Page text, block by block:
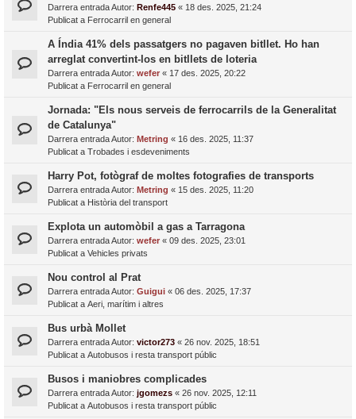
Darrera entrada Autor: Renfe445 « 18 des. 2025, 21:24
Publicat a Ferrocarril en general
A Índia 41% dels passatgers no pagaven bitllet. Ho han
arreglat convertint-los en bitllets de loteria
Darrera entrada Autor: wefer « 17 des. 2025, 20:22
Publicat a Ferrocarril en general
Jornada: "Els nous serveis de ferrocarrils de la Generalitat
de Catalunya"
Darrera entrada Autor: Metring « 16 des. 2025, 11:37
Publicat a Trobades i esdeveniments
Harry Pot, fotògraf de moltes fotografies de transports
Darrera entrada Autor: Metring « 15 des. 2025, 11:20
Publicat a Història del transport
Explota un automòbil a gas a Tarragona
Darrera entrada Autor: wefer « 09 des. 2025, 23:01
Publicat a Vehicles privats
Nou control al Prat
Darrera entrada Autor: Guigui « 06 des. 2025, 17:37
Publicat a Aeri, marítim i altres
Bus urbà Mollet
Darrera entrada Autor: victor273 « 26 nov. 2025, 18:51
Publicat a Autobusos i resta transport públic
Busos i maniobres complicades
Darrera entrada Autor: jgomezs « 26 nov. 2025, 12:11
Publicat a Autobusos i resta transport públic